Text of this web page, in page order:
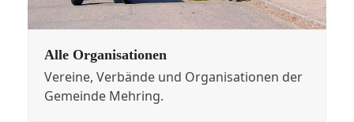
Alle Organisationen
Vereine, Verbände und Organisationen der
Gemeinde Mehring.